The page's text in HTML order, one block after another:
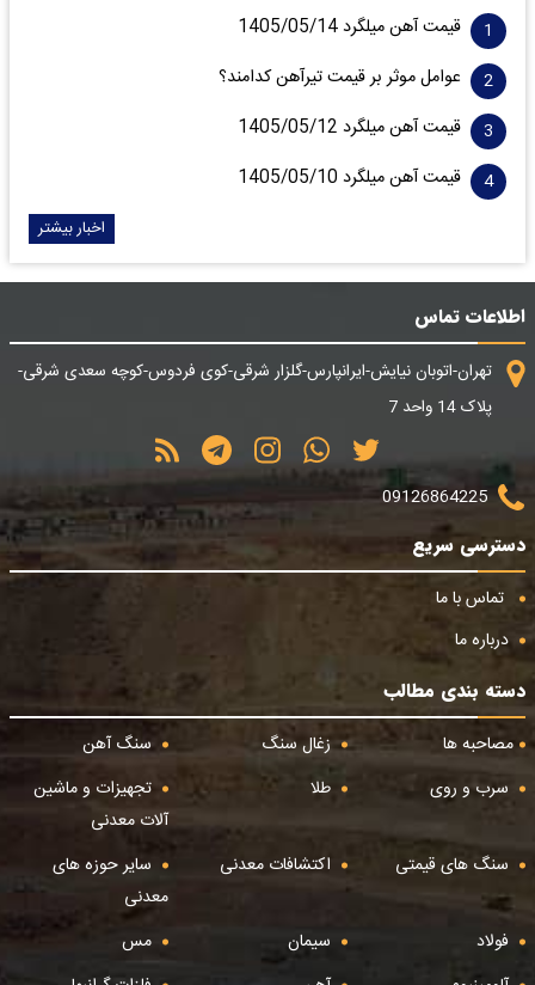
قیمت آهن میلگرد 1405/05/14
عوامل موثر بر قیمت تیرآهن کدامند؟
قیمت آهن میلگرد 1405/05/12
قیمت آهن میلگرد 1405/05/10
اخبار بیشتر
اطلاعات تماس
تهران-اتوبان نیایش-ایرانپارس-گلزار شرقی-کوی فردوس-کوچه سعدی شرقی-
پلاک 14 واحد 7
09126864225
دسترسی سریع
تماس با ما
درباره ما
دسته بندی مطالب
مصاحبه ها
زغال سنگ
سنگ آهن
سرب و روی
طلا
تجهیزات و ماشین
آلات معدنی
سنگ های قیمتی
اکتشافات معدنی
سایر حوزه های
معدنی
فولاد
سیمان
مس